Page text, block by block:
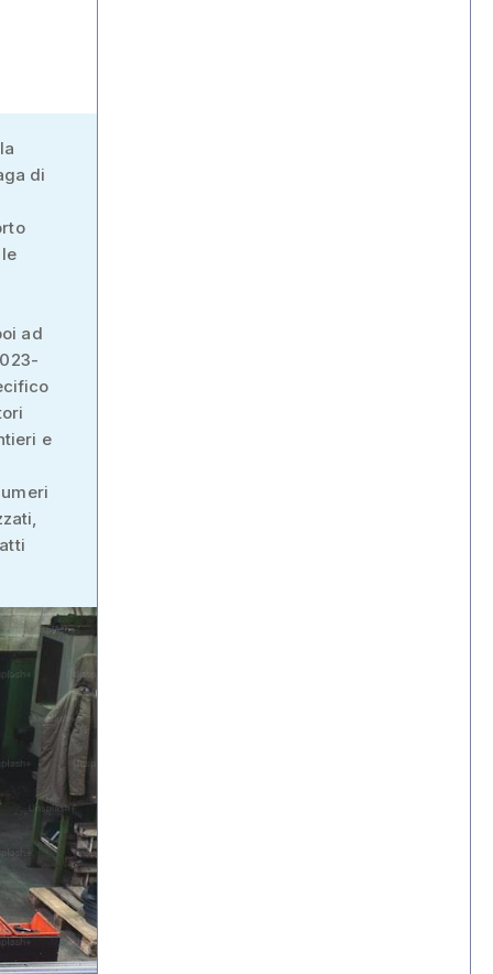
di
ad
e